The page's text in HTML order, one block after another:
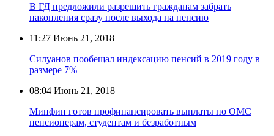
В ГД предложили разрешить гражданам забрать
накопления сразу после выхода на пенсию
11:27 Июнь 21, 2018
Силуанов пообещал индексацию пенсий в 2019 году в
размере 7%
08:04 Июнь 21, 2018
Минфин готов профинансировать выплаты по ОМС
пенсионерам, студентам и безработным